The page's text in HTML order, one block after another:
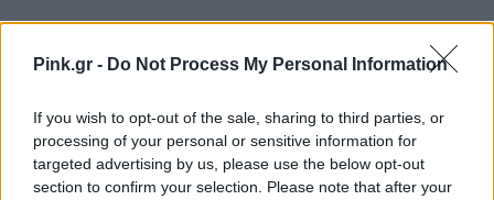
Pink.gr - Do Not Process My Personal Information
If you wish to opt-out of the sale, sharing to third parties, or
processing of your personal or sensitive information for
targeted advertising by us, please use the below opt-out
section to confirm your selection. Please note that after your